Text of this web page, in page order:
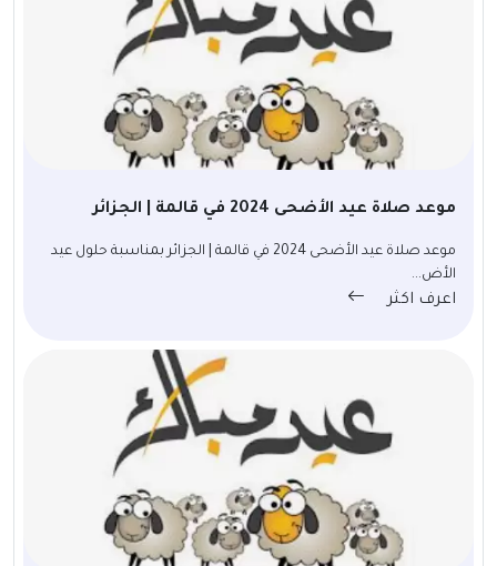
موعد صلاة عيد الأضحى 2024 في قالمة | الجزائر
موعد صلاة عيد الأضحى 2024 في قالمة | الجزائر بمناسبة حلول عيد
الأض...
اعرف اكثر